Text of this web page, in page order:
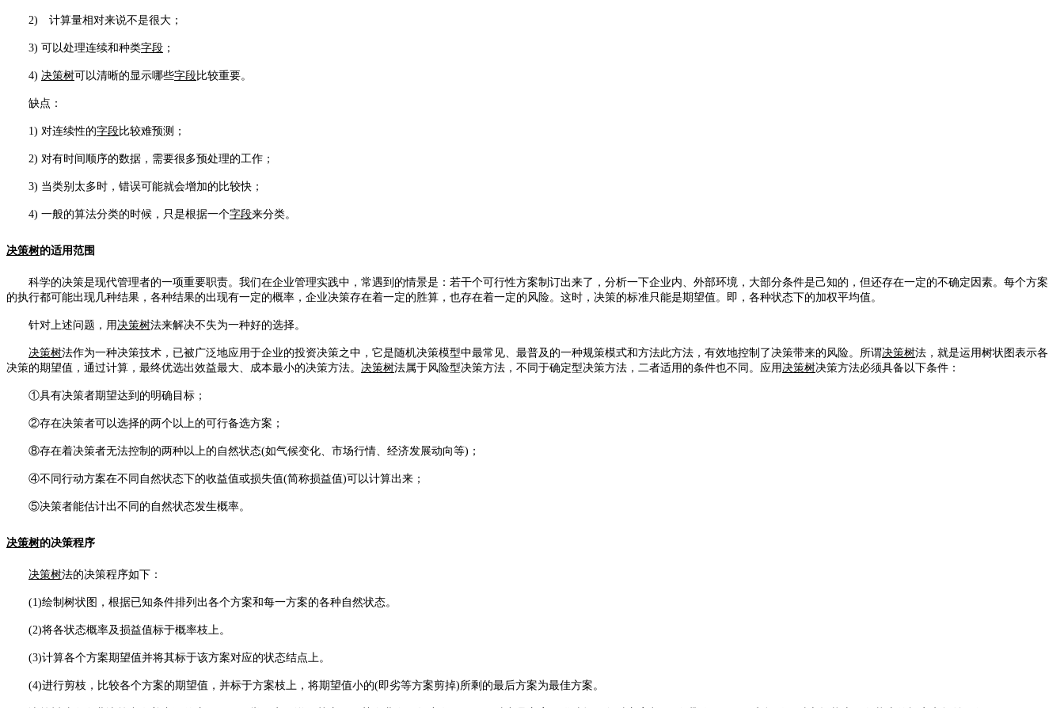
2) 计算量相对来说不是很大；
3) 可以处理连续和种类字段 ；
4) 决策树可以清晰的显示哪些字段比较重要。
缺点：
1) 对连续性的字段比较难预测；
2) 对有时间顺序的数据，需要很多预处理的工作；
3) 当类别太多时，错误可能就会增加的比较快；
4) 一般的算法分类的时候，只是根据一个字段来分类。
决策树的适用范围
科学的决策是现代管理者的一项重要职责。我们在企业管理实践中，常遇到的情景是：若干个可行性方案制订出来了，分析一下企业内、外部环境，大部分条件是己知的，但还存在一定的不确定因素。每个方案
的执行都可能出现几种结果，各种结果的出现有一定的概率，企业决策存在着一定的胜算，也存在着一定的风险。这时，决策的标准只能是期望值。即，各种状态下的加权平均值。
针对上述问题，用 决策树法来解决不失为一种好的选择。
决策树法作为一种决策技术，已被广泛地应用于企业的投资决策之中，它是随机决策模型中最常见、最普及的一种规策模式和方法此方法，有效地控制了决策带来的风险。所谓决策树法，就是运用树状图表示各
决策的期望值，通过计算，最终优选出效益最大、成本最小的决策方法。 决策树法属于风险型决策方法，不同于确定型决策方法，二者适用的条件也不同。应用 决策树决策方法必须具备以下条件：
①具有决策者期望达到的明确目标；
②存在决策者可以选择的两个以上的可行备选方案；
⑧存在着决策者无法控制的两种以上的自然状态(如气候变化、市场行情、经济发展动向等)；
④不同行动方案在不同自然状态下的收益值或损失值(简称损益值)可以计算出来；
⑤决策者能估计出不同的自然状态发生概率。
决策树的决策程序
决策树法的决策程序如下：
(1)绘制树状图，根据已知条件排列出各个方案和每一方案的各种自然状态。
(2)将各状态概率及损益值标于概率枝上。
(3)计算各个方案期望值并将其标于该方案对应的状态结点上。
(4)进行剪枝，比较各个方案的期望值，并标于方案枝上，将期望值小的(即劣等方案剪掉)所剩的最后方案为最佳方案。